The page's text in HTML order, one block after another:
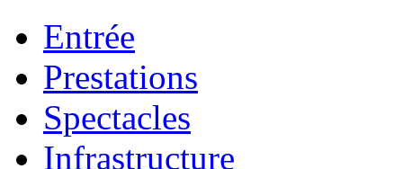
Entrée
Prestations
Spectacles
Infrastructure